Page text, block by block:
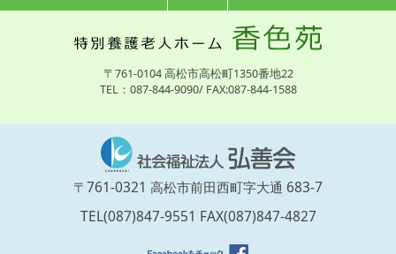
〒761-0104 高松市高松町1350番地22
TEL：087-844-9090/ FAX:087-844-1588
〒761-0321 高松市前田西町字大通 683-7
TEL(087)847-9551 FAX(087)847-4827